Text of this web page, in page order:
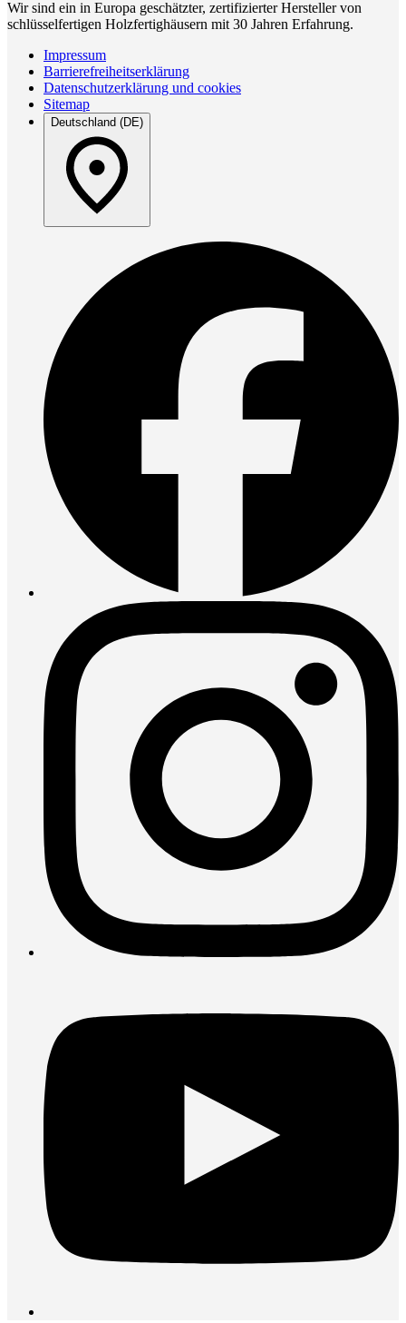
Wir sind ein in Europa geschätzter, zertifizierter Hersteller von
schlüsselfertigen Holzfertighäusern mit 30 Jahren Erfahrung.
Impressum
Barrierefreiheitserklärung
Datenschutzerklärung und cookies
Sitemap
Deutschland (DE)